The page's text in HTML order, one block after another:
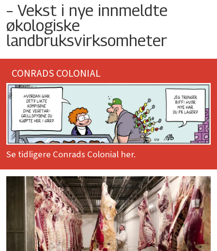
– Vekst i nye innmeldte
økologiske
landbruksvirksomheter
CONRADS COLONIAL
Se tidligere Conrads Colonial her.